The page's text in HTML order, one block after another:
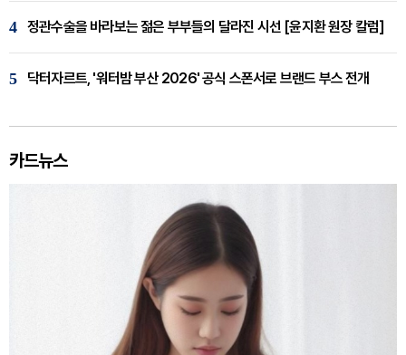
4 정관수술을 바라보는 젊은 부부들의 달라진 시선 [윤지환 원장 칼럼]
5 닥터자르트, '워터밤 부산 2026' 공식 스폰서로 브랜드 부스 전개
카드뉴스